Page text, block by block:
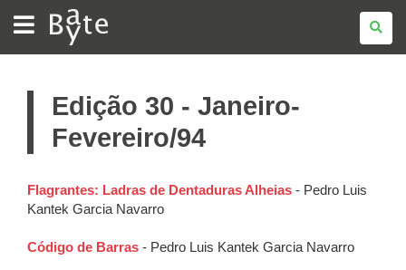
BATE
BYTE
Edição 30 - Janeiro-
Fevereiro/94
Flagrantes: Ladras de Dentaduras Alheias - Pedro Luis
Kantek Garcia Navarro
Código de Barras - Pedro Luis Kantek Garcia Navarro